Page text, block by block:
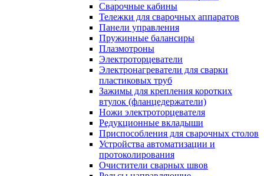
Сварочные кабины
Тележки для сварочных аппаратов
Панели управления
Пружинные балансиры
Плазмотроны
Электроторцеватели
Электронагреватели для сварки
пластиковых труб
Зажимы для крепления коротких
втулок (фланцедержатели)
Ножи электроторцевателя
Редукционные вкладыши
Приспособления для сварочных столов
Устройства автоматизации и
протоколирования
Очистители сварных швов